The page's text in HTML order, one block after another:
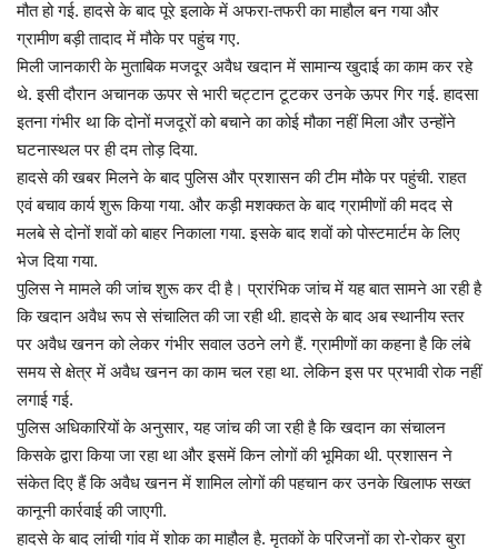
मौत हो गई. हादसे के बाद पूरे इलाके में अफरा-तफरी का माहौल बन गया और
ग्रामीण बड़ी तादाद में मौके पर पहुंच गए.
मिली जानकारी के मुताबिक मजदूर अवैध खदान में सामान्य खुदाई का काम कर रहे
थे. इसी दौरान अचानक ऊपर से भारी चट्टान टूटकर उनके ऊपर गिर गई. हादसा
इतना गंभीर था कि दोनों मजदूरों को बचाने का कोई मौका नहीं मिला और उन्होंने
घटनास्थल पर ही दम तोड़ दिया.
हादसे की खबर मिलने के बाद पुलिस और प्रशासन की टीम मौके पर पहुंची. राहत
एवं बचाव कार्य शुरू किया गया. और कड़ी मशक्कत के बाद ग्रामीणों की मदद से
मलबे से दोनों शवों को बाहर निकाला गया. इसके बाद शवों को पोस्टमार्टम के लिए
भेज दिया गया.
पुलिस ने मामले की जांच शुरू कर दी है। प्रारंभिक जांच में यह बात सामने आ रही है
कि खदान अवैध रूप से संचालित की जा रही थी. हादसे के बाद अब स्थानीय स्तर
पर अवैध खनन को लेकर गंभीर सवाल उठने लगे हैं. ग्रामीणों का कहना है कि लंबे
समय से क्षेत्र में अवैध खनन का काम चल रहा था. लेकिन इस पर प्रभावी रोक नहीं
लगाई गई.
पुलिस अधिकारियों के अनुसार, यह जांच की जा रही है कि खदान का संचालन
किसके द्वारा किया जा रहा था और इसमें किन लोगों की भूमिका थी. प्रशासन ने
संकेत दिए हैं कि अवैध खनन में शामिल लोगों की पहचान कर उनके खिलाफ सख्त
कानूनी कार्रवाई की जाएगी.
हादसे के बाद लांची गांव में शोक का माहौल है. मृतकों के परिजनों का रो-रोकर बुरा